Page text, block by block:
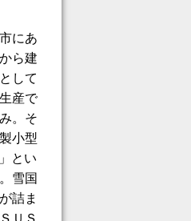
にあ
ら建
して
産で
。そ
小型
とい
雪国
詰ま
ＵＳ